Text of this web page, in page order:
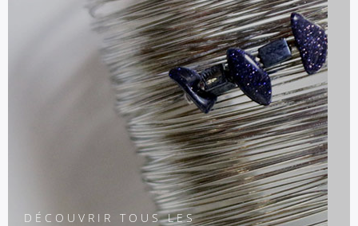
DÉCOUVRIR TOUS LES